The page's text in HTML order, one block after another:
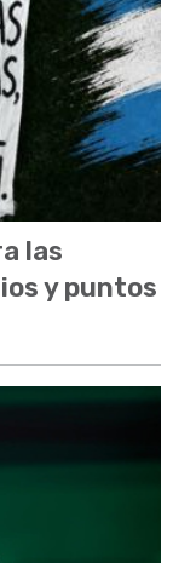
las
y puntos